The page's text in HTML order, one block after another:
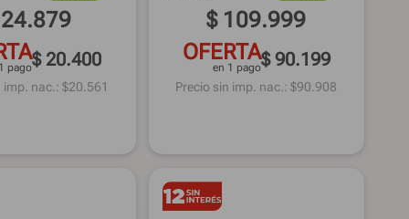
24.879
pago$ 20.400
imp. nac.: $20.561
$ 109.999
OFERTA
en 1 pago$ 90.199
Precio sin imp. nac.: $90.908